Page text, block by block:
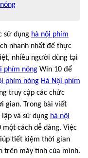
sử dụng hà nội phím
nhanh nhất để thực
nhiều người dùng tại
phím nóng Win 10 để
phím nóng Hà Nội phím
truy cập các chức
gian. Trong bài viết
và sử dụng hà nội
một cách dễ dàng. Việc
tiết kiệm thời gian
trên máy tính của mình.